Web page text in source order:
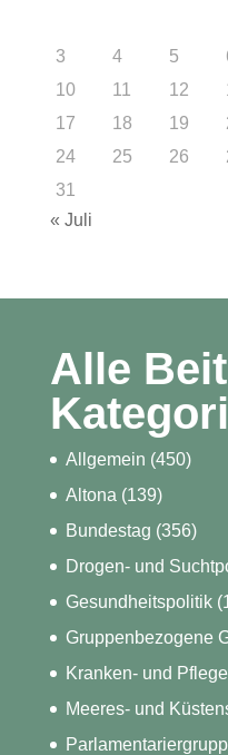
3
4 5
10
11 12
17
18 19
24
25 26
31
« Juli
Alle
Allgemein (450)
Altona (139)
Bundestag (356)
Drogen- und
Gesundheitspolitik
Gruppenbezogene
Kranken- und
Meeres- und